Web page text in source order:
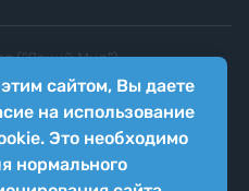
сайтом, Вы даете
на использование
Это необходимо
нормального
("Яркий Мир")
данных